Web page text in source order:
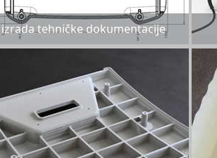
izrada tehničke dokumentacije